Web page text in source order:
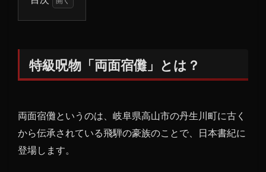
「両
面宿
儺」
は？
2
両面
宿儺
特級呪物「両面宿儺」とは？
両面宿儺というのは、岐阜県高山市の丹生川町に古く
から伝承されている飛騨の豪族のことで、日本書紀に
登場します。